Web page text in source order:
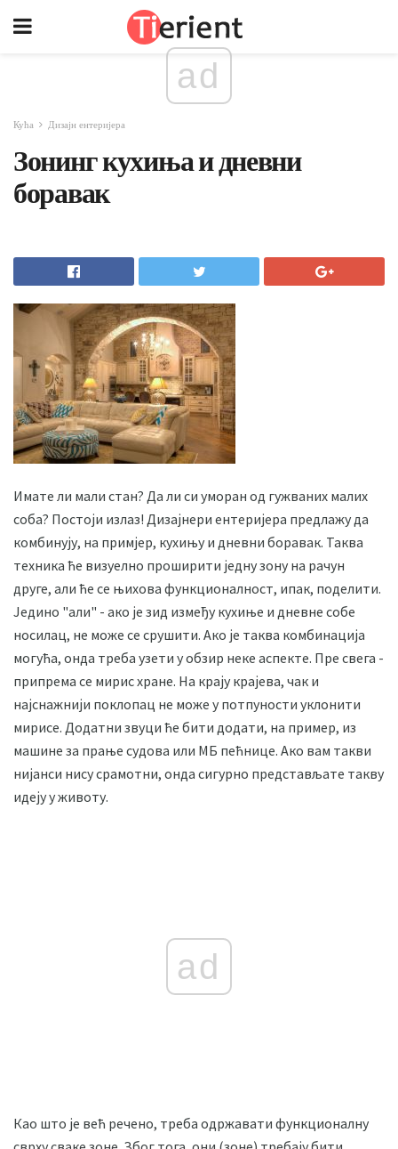
ad
Кућа Дизајн ентеријера
Зонинг кухиња и дневни
боравак
Имате ли мали стан? Да ли си уморан од гужваних малих
соба? Постоји излаз! Дизајнери ентеријера предлажу да
комбинују, на примјер, кухињу и дневни боравак. Таква
техника ће визуелно проширити једну зону на рачун
друге, али ће се њихова функционалност, ипак, поделити.
Једино "али" - ако је зид између кухиње и дневне собе
носилац, не може се срушити. Ако је таква комбинација
могућа, онда треба узети у обзир неке аспекте. Пре свега -
припрема се мирис хране. На крају крајева, чак и
најснажнији поклопац не може у потпуности уклонити
мирисе. Додатни звуци ће бити додати, на пример, из
машине за прање судова или МБ пећнице. Ако вам такви
нијанси нису срамотни, онда сигурно представљате такву
идеју у животу.
ad
Као што је већ речено, треба одржавати функционалну